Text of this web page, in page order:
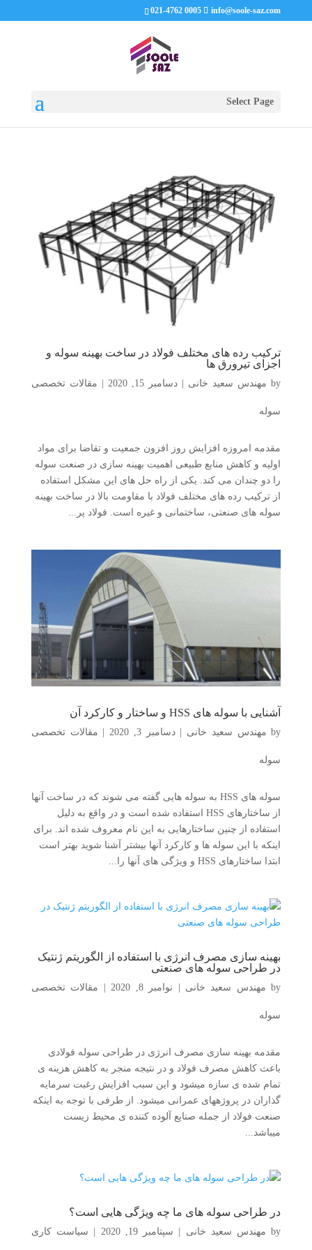
021-4762 0005 info@soole-saz.com
Select Page
ترکیب رده های مختلف فولاد در ساخت بهینه سوله و
اجزای تیرورق ها
by مهندس سعید خانی دسامبر 15, 2020 مقالات تخصصی
سوله
مقدمه امروزه افزایش روز افزون جمعیت و تقاضا برای مواد
اولیه و کاهش منابع طبیعی اهمیت بهینه سازی در صنعت سوله
را دو چندان می کند. یکی از راه حل های این مشکل استفاده
از ترکیب رده های مختلف فولاد با مقاومت بالا در ساخت بهینه
سوله های صنعتی، ساختمانی و غیره است. فولاد پر...
آشنایی با سوله های HSS و ساختار و کارکرد آن
by مهندس سعید خانی |دسامبر 3, 2020 | مقالات تخصصی
سوله
سوله های HSS به سوله هایی گفته می شوند که در ساخت آنها
از ساختارهای HSS استفاده شده است و در واقع به دلیل
استفاده از چنین ساختارهایی به این نام معروف شده اند. برای
اینکه با این سوله ها و کارکرد آنها بیشتر آشنا شوید بهتر است
ابتدا ساختارهای HSS و ویژگی های آنها را...
بهینه سازی مصرف انرژی با استفاده از الگوریتم ژنتیک
در طراحی سوله های صنعتی
by مهندس سعید خانی نوامبر 8, 2020 | مقالات تخصصی
سوله
مقدمه بهینه سازی مصرف انرژی در طراحی سوله فولادی
باعث کاهش مصرف فولاد و در نتیجه منجر به کاهش هزينه ی
تمام شده ی سازه میشود و اين سبب افزايش رغبت سرمايه
گذاران در پروژههای عمرانی میشود. از طرفی با توجه به اينکه
صنعت فولاد از جمله صنايع آلوده کننده ی محیط زيست
میباشد...
در طراحی سوله های ما چه ویژگی هایی است؟
by مهندس سعید خانی سپتامبر 19, 2020 سیاست کاری